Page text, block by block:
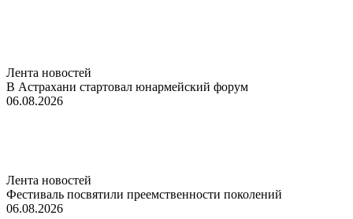
Лента новостей
В Астрахани стартовал юнармейский форум
06.08.2026
Лента новостей
Фестиваль посвятили преемственности поколений
06.08.2026